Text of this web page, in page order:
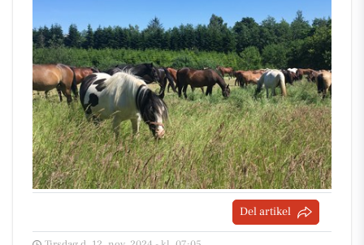
Del artikel